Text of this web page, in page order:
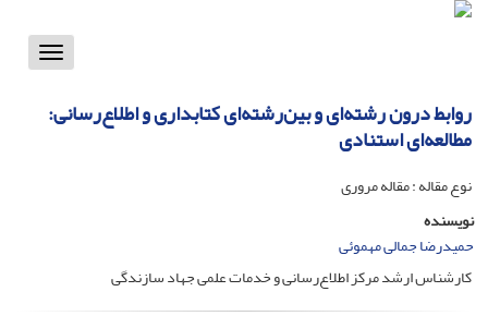
Toggle
روابط درون رشته‌ای و بین‌رشته‌ای کتابداری و اطلاع‌رسانی:
مطالعه‌ای استنادی
نوع مقاله : مقاله مروری
نویسنده
حمیدرضا جمالی مهموئی
کارشناس ارشد مرکز اطلاع‌رسانی و خدمات علمی جهاد سازندگی